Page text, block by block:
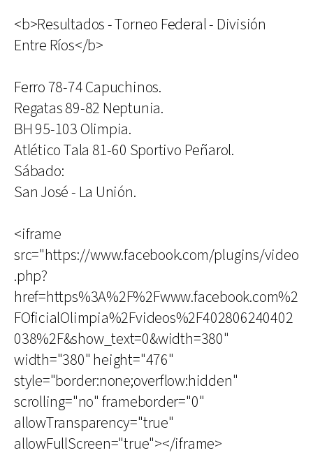
<b>Resultados - Torneo Federal - División
Entre Ríos</b>
Ferro 78-74 Capuchinos.
Regatas 89-82 Neptunia.
BH 95-103 Olimpia.
Atlético Tala 81-60 Sportivo Peñarol.
Sábado:
San José - La Unión.
<iframe
src="https://www.facebook.com/plugins/video
.php?
href=https%3A%2F%2Fwww.facebook.com%2
FOficialOlimpia%2Fvideos%2F402806240402
038%2F&show_text=0&width=380"
width="380" height="476"
style="border:none;overflow:hidden"
scrolling="no" frameborder="0"
allowTransparency="true"
allowFullScreen="true"></iframe>